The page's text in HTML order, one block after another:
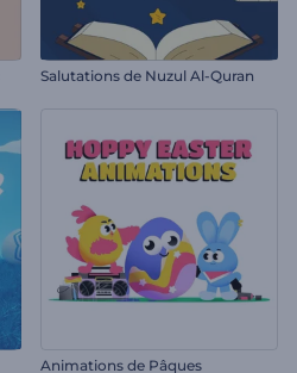
Salutations de Nuzul Al-Quran
Animations de Pâques